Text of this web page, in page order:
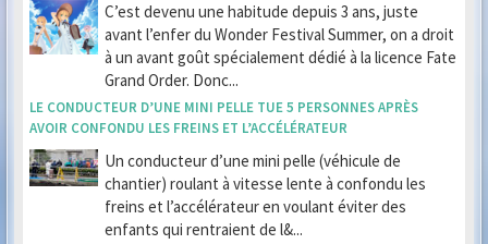
C’est devenu une habitude depuis 3 ans, juste
avant l’enfer du Wonder Festival Summer, on a droit
à un avant goût spécialement dédié à la licence Fate
Grand Order. Donc...
LE CONDUCTEUR D’UNE MINI PELLE TUE 5 PERSONNES APRÈS
AVOIR CONFONDU LES FREINS ET L’ACCÉLÉRATEUR
Un conducteur d’une mini pelle (véhicule de
chantier) roulant à vitesse lente à confondu les
freins et l’accélérateur en voulant éviter des
enfants qui rentraient de l&...